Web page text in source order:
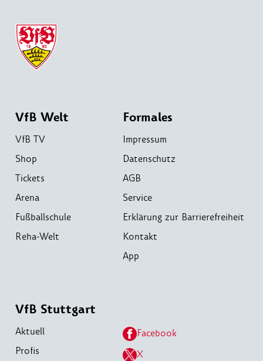
VfB Welt
VfB TV
Shop
Tickets
Arena
Fußballschule
Reha-Welt
Formales
Impressum
Datenschutz
AGB
Service
Erklärung zur Barrierefreiheit
Kontakt
App
VfB Stuttgart
Aktuell
Profis
Facebook
X